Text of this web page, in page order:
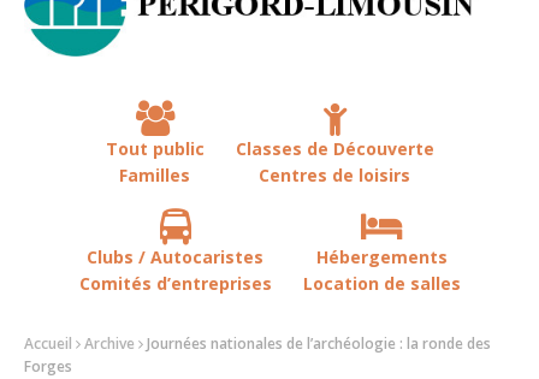
Tout public
Familles
Classes de Découverte
Centres de loisirs
Clubs / Autocaristes
Comités d’entreprises
Hébergements
Location de salles
Accueil Archive
Journées nationales de l’archéologie : la ronde des
Forges